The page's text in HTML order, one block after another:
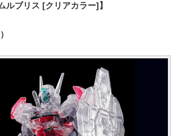
ルブリス [クリアカラー]】